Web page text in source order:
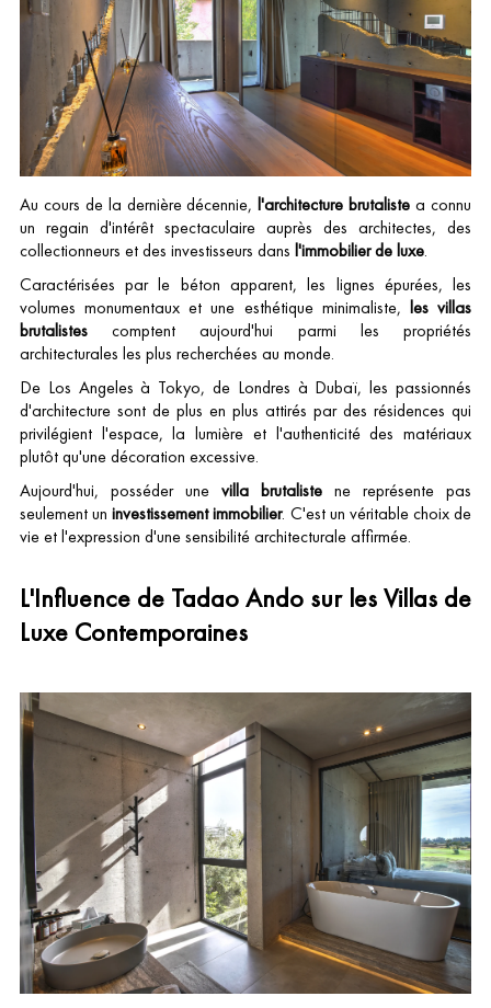
Au cours de la dernière décennie,l'architecture brutaliste a connu
un regain d'intérêt spectaculaire auprès des architectes, des
collectionneurs et des investisseurs dans l'immobilier de luxe.
Caractérisées par le béton apparent, les lignes épurées, les
volumes monumentaux et une esthétique minimaliste, les villas
brutalistescomptent aujourd'hui parmi les propriétés
architecturales les plus recherchées au monde.
De Los Angeles à Tokyo, de Londres à Dubaï, les passionnés
d'architecture sont de plus en plus attirés par des résidences qui
privilégient l'espace, la lumière et l'authenticité des matériaux
plutôt qu'une décoration excessive.
Aujourd'hui, posséder une villa brutalistene représente pas
seulement uninvestissement immobilier. C'est un véritable choix de
vie et l'expression d'une sensibilité architecturale affirmée.
L'Influence de Tadao Ando sur les Villas de
Luxe Contemporaines